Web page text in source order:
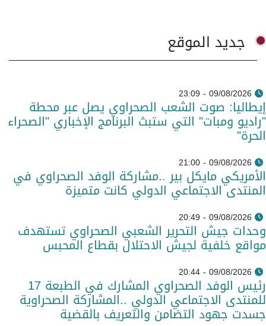
جديد الموقع
09/08/2026 - 23:09
إيطاليا: صوت الشعب الصحراوي يصل عبر محطة
"راديو ومبات" التي ستبث البرنامج الإخباري "الصحراء
الحرة"
09/08/2026 - 21:00
الأمريكي مايكل بير ..مشاركة الوفد الصحراوي في
المنتدى الاجتماعي الدولي كانت متميزة
09/08/2026 - 20:49
وحدات جيش التحرير الشعبي الصحراوي تستهدف
مواقع خلفية لجيش الاحتلال بقطاع المحبس
09/08/2026 - 20:44
رئيس الوفد الصحراوي المشارك في الطبعة 17
للمنتدى الاجتماعي الدولي ..المشاركة الصحراوية
جسدت جهود التضامن والتعريف بالقضية